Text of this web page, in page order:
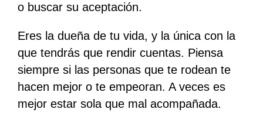
o buscar su aceptación.
Eres la dueña de tu vida, y la única con la
que tendrás que rendir cuentas. Piensa
siempre si las personas que te rodean te
hacen mejor o te empeoran. A veces es
mejor estar sola que mal acompañada.